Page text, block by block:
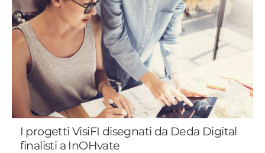
I progetti VisiFI disegnati da Deda Digital
finalisti a InOHvate